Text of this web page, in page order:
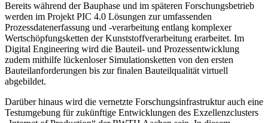
Bereits während der Bauphase und im späteren Forschungsbetrieb
werden im Projekt PIC 4.0 Lösungen zur umfassenden
Prozessdatenerfassung und -verarbeitung entlang komplexer
Wertschöpfungsketten der Kunststoffverarbeitung erarbeitet. Im
Digital Engineering wird die Bauteil- und Prozessentwicklung
zudem mithilfe lückenloser Simulationsketten von den ersten
Bauteilanforderungen bis zur finalen Bauteilqualität virtuell
abgebildet.
Darüber hinaus wird die vernetzte Forschungsinfrastruktur auch eine
Testumgebung für zukünftige Entwicklungen des Exzellenzclusters